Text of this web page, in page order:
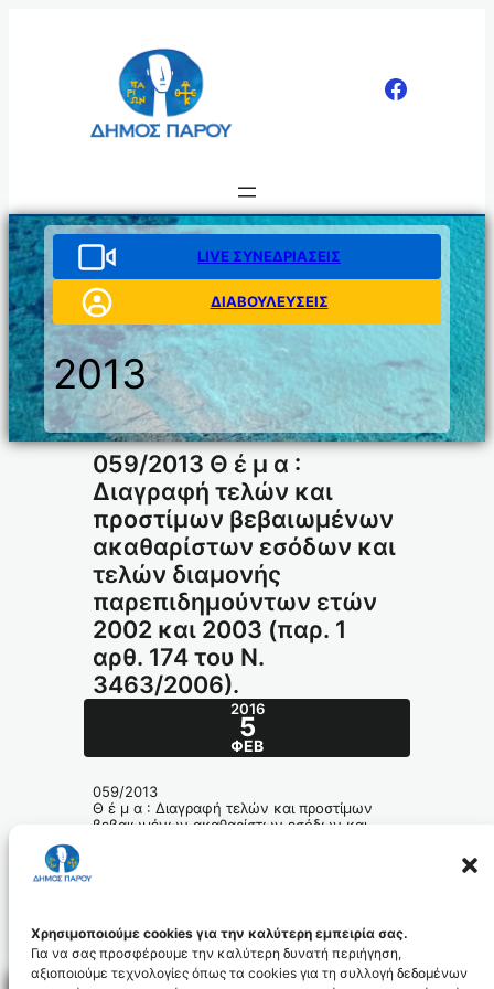
Χρησιμοποιούμε cookies για την καλύτερη εμπειρία σας.
Για να σας προσφέρουμε την καλύτερη δυνατή περιήγηση,
αξιοποιούμε τεχνολογίες όπως τα cookies για τη συλλογή δεδομένων
LIVE ΣΥΝΕΔΡΙΑΣΕΙΣ
ΔΙΑΒΟΥΛΕΥΣΕΙΣ
2013
059/2013 Θ έ μ α :
Διαγραφή τελών και
προστίμων βεβαιωμένων
ακαθαρίστων εσόδων και
τελών διαμονής
παρεπιδημούντων ετών
2002 και 2003 (παρ. 1
αρθ. 174 του Ν.
3463/2006).
2016
5
ΦΕΒ
059/2013
Θ έ μ α : Διαγραφή τελών και προστίμων
βεβαιωμένων ακαθαρίστων εσόδων και
059_2013_id3674